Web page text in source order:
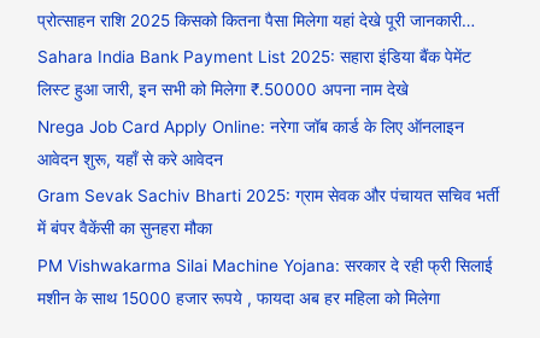
प्रोत्साहन राशि 2025 किसको कितना पैसा मिलेगा यहां देखे पूरी जानकारी…
Sahara India Bank Payment List 2025: सहारा इंडिया बैंक पेमेंट
लिस्ट हुआ जारी, इन सभी को मिलेगा ₹.50000 अपना नाम देखे
Nrega Job Card Apply Online: नरेगा जॉब कार्ड के लिए ऑनलाइन
आवेदन शुरू, यहाँ से करे आवेदन
Gram Sevak Sachiv Bharti 2025: ग्राम सेवक और पंचायत सचिव भर्ती
में बंपर वैकेंसी का सुनहरा मौका
PM Vishwakarma Silai Machine Yojana: सरकार दे रही फ्री सिलाई
मशीन के साथ 15000 हजार रूपये , फायदा अब हर महिला को मिलेगा